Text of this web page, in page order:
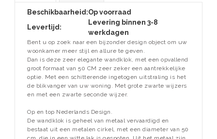
Beschikbaarheid:Op voorraad
Levertijd:
Levering binnen 3-8
werkdagen
Bent u op zoek naar een bijzonder design object om uw
woonkamer meer stijl en allure te geven.
Dan is deze zeer elegante wandklok, met een opvallend
groot formaat van 50 CM zeer zeker een aantrekkelijke
optie. Met een schitterende ingetogen uitstraling is het
de blikvanger van uw woning. Met grote zwarte wijzers
en met een zwarte seconde wijzer.
Op en top Nederlands Design.
De wandklok is geheel van metaal vervaardigd en
bestaat uit een metalen cirkel, met een diameter van 50